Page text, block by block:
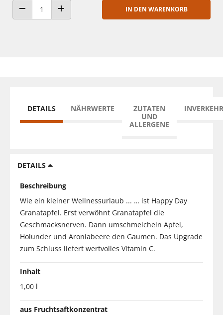
ANZAHL VERRINGERNANZAHL ERHÖHEN
IN DEN WARENKORB
DETAILS NÄHRWERTE
ZUTATEN
UND
ALLERGENE
DETAILS
Beschreibung
Wie ein kleiner Wellnessurlaub ... … ist Happy Day
Granatapfel. Erst verwöhnt Granatapfel die
Geschmacksnerven. Dann umschmeicheln Apfel,
Holunder und Aroniabeere den Gaumen. Das Upgrade
zum Schluss liefert wertvolles Vitamin C.
Inhalt
1,00 l
aus Fruchtsaftkonzentrat